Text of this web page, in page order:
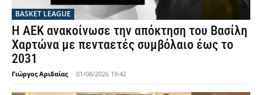
BASKET LEAGUE
Η ΑΕΚ ανακοίνωσε την απόκτηση του Βασίλη
Χαρτώνα με πενταετές συμβόλαιο έως το
2031
Γιώργος Αριδαίας - 01/08/2026 19:42